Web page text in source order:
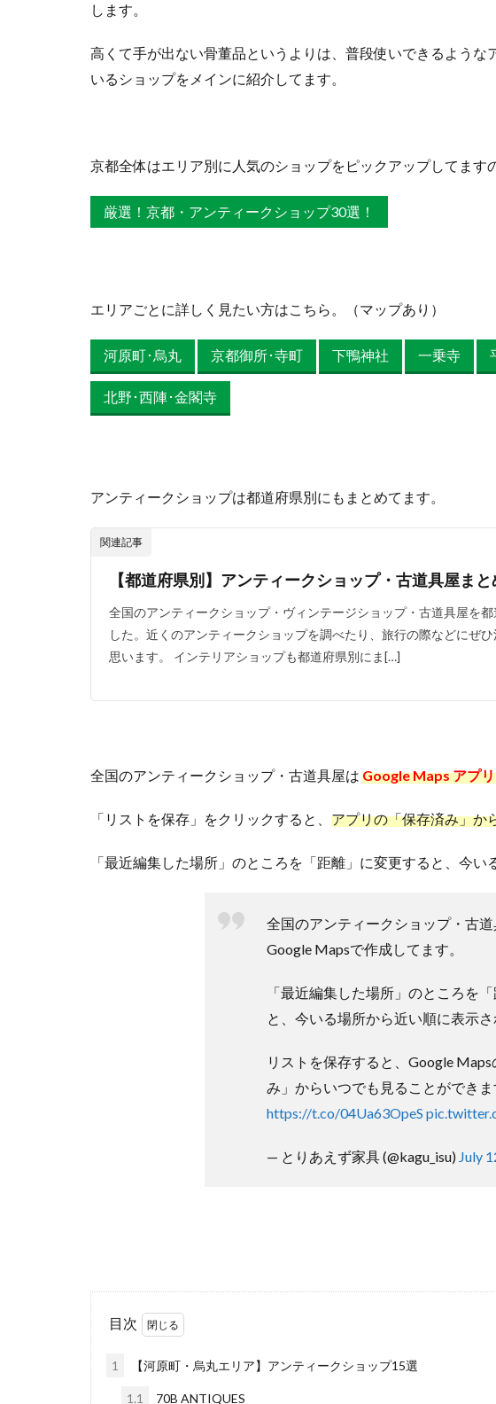
します。
高くて手が出ない骨董品というよりは、普段使いできるような
いるショップをメインに紹介してます。
京都全体はエリア別に人気のショップをピックアップしてます
厳選！京都・アンティークショップ30選！
エリアごとに詳しく見たい方はこちら。（マップあり）
河原町･烏丸 京都御所･寺町 下鴨神社 一乗寺
北野･西陣･金閣寺
アンティークショップは都道府県別にもまとめてます。
関連記事
【都道府県別】アンティークショップ・古道具屋まと
全国のアンティークショップ・ヴィンテージショップ・古道具屋を
した。近くのアンティークショップを調べたり、旅行の際などにぜ
思います。 インテリアショップも都道府県別にま[…]
全国のアンティークショップ・古道具屋は Google Maps アプリ
「リストを保存」をクリックすると、 アプリの「保存済み」か
「最近編集した場所」のところを「距離」に変更すると、今い
全国のアンティークショップ・古
Google Mapsで作成してます。
「最近編集した場所」のところを
と、今いる場所から近い順に表示さ
リストを保存すると、Google
み」からいつでも見ることができま
https://t.co/04Ua63OpeS
— とりあえず家具 (@kagu_isu) July
目次
1 【河原町・烏丸エリア】アンティークショップ15選
1.1 70B ANTIQUES